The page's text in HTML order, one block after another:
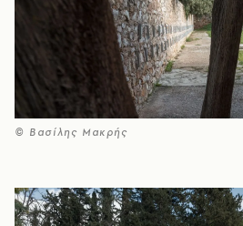
© Βασίλης Μακρής